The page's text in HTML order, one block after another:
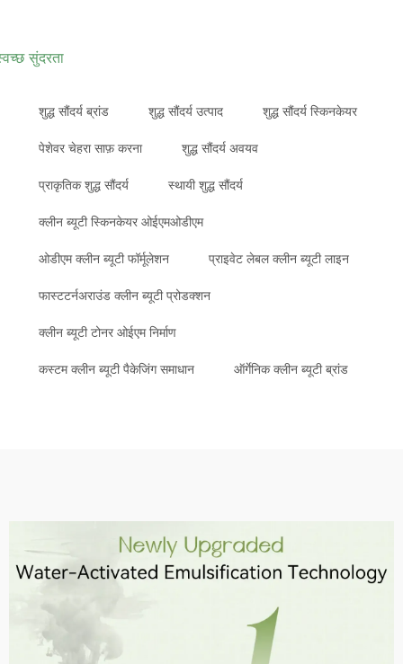
सुंदरता
शुद्ध सौंदर्य ब्रांड शुद्ध सौंदर्य उत्पाद शुद्ध सौंदर्य स्किनकेयर
पेशेवर चेहरा साफ़ करना शुद्ध सौंदर्य अवयव
प्राकृतिक शुद्ध सौंदर्य स्थायी शुद्ध सौंदर्य
क्लीन ब्यूटी स्किनकेयर ओईएमओडीएम
ओडीएम क्लीन ब्यूटी फॉर्मूलेशन प्राइवेट लेबल क्लीन ब्यूटी लाइन
फास्टटर्नअराउंड क्लीन ब्यूटी प्रोडक्शन
क्लीन ब्यूटी टोनर ओईएम निर्माण
कस्टम क्लीन ब्यूटी पैकेजिंग समाधान ऑर्गेनिक क्लीन ब्यूटी ब्रांड